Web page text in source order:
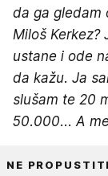
da ga gledam
Miloš Kerkez?
ustane i ode
da kažu. Ja
slušam te 20
50.000... A
NE